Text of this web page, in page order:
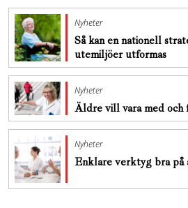
Nyheter
Så kan en nationell
utemiljöer utformas
Nyheter
Äldre vill vara med och
Nyheter
Enklare verktyg bra på